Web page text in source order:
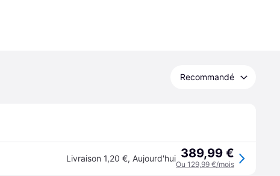
Recommandé
Livraison 1,20 €, Aujourd'hui 389,99 €
Ou 129,99 €/mois